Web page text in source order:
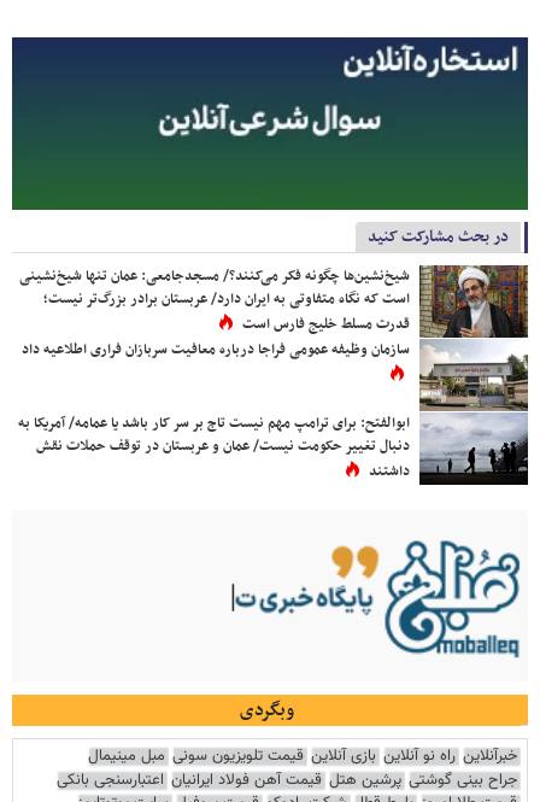
در بحث مشارکت کنید
شیخ‌نشین‌ها چگونه فکر می‌کنند؟/ مسجدجامعی: عمان تنها شیخ‌نشینی
است که نگاه متفاوتی به ایران دارد/ عربستان برادر بزرگ‌تر نیست؛
قدرت مسلط خلیج فارس است
سازمان وظیفه عمومی فراجا درباره معافیت سربازان فراری اطلاعیه داد
ابوالفتح: برای ترامپ مهم نیست تاج بر سر کار باشد یا عمامه/ آمریکا به
دنبال تغییر حکومت نیست/ عمان و عربستان در توقف حملات نقش
داشتند
وبگردی
خبرآنلاین راه نو آنلاین بازی آنلاین قیمت تلویزیون سونی مبل مینیمال
جراح بینی گوشتی پرشین هتل قیمت آهن فولاد ایرانیان اعتبارسنجی بانکی